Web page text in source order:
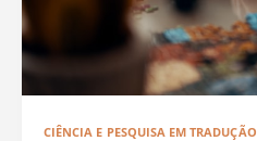
CIÊNCIA E PESQUISA EM TRADUÇÃO